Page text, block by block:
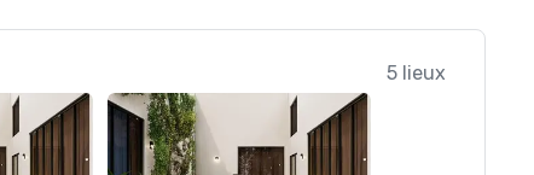
5 lieux